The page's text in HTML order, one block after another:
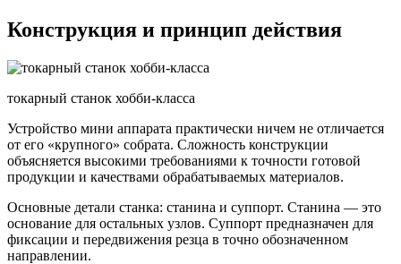
Конструкция и принцип действия
токарный станок хобби-класса
Устройство мини аппарата практически ничем не отличается
от его «крупного» собрата. Сложность конструкции
объясняется высокими требованиями к точности готовой
продукции и качествами обрабатываемых материалов.
Основные детали станка: станина и суппорт. Станина — это
основание для остальных узлов. Суппорт предназначен для
фиксации и передвижения резца в точно обозначенном
направлении.